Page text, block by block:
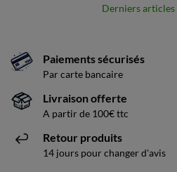
Derniers articles
Paiements sécurisés
Par carte bancaire
Livraison offerte
A partir de 100€ ttc
Retour produits
14 jours pour changer d'avis